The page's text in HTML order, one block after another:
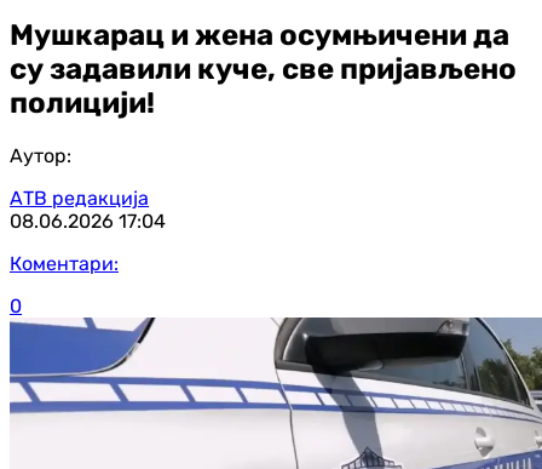
Мушкарац и жена осумњичени да
су задавили куче, све пријављено
полицији!
Аутор:
АТВ редакција
08.06.2026 17:04
Коментари:
0